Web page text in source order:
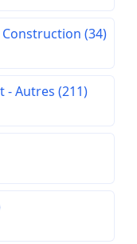
(34)
- Autres (211)